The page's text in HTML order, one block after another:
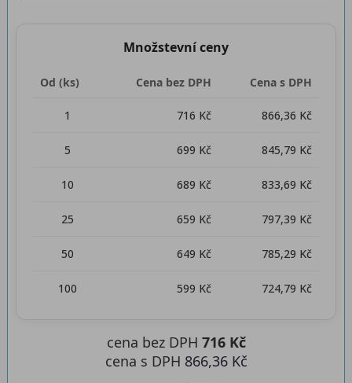
cena bez DPH 716 Kč
cena s DPH 866,36 Kč
Množstevní ceny
Od (ks) Cena bez DPH Cena s DPH
1 716 Kč 866,36 Kč
5 699 Kč 845,79 Kč
10 689 Kč 833,69 Kč
25 659 Kč 797,39 Kč
50 649 Kč 785,29 Kč
100 599 Kč 724,79 Kč